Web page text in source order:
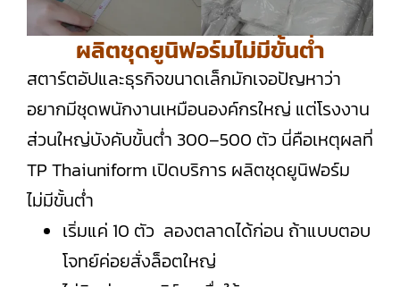
ผลิตชุดยูนิฟอร์มไม่มีขั้นต่ำ
สตาร์ตอัปและธุรกิจขนาดเล็กมักเจอปัญหาว่า
อยากมีชุดพนักงานเหมือนองค์กรใหญ่ แต่โรงงาน
ส่วนใหญ่บังคับขั้นต่ำ 300–500 ตัว นี่คือเหตุผลที่
TP Thaiuniform เปิดบริการ ผลิตชุดยูนิฟอร์ม
ไม่มีขั้นต่ำ
เริ่มแค่ 10 ตัว ลองตลาดได้ก่อน ถ้าแบบตอบ
โจทย์ค่อยสั่งล็อตใหญ่